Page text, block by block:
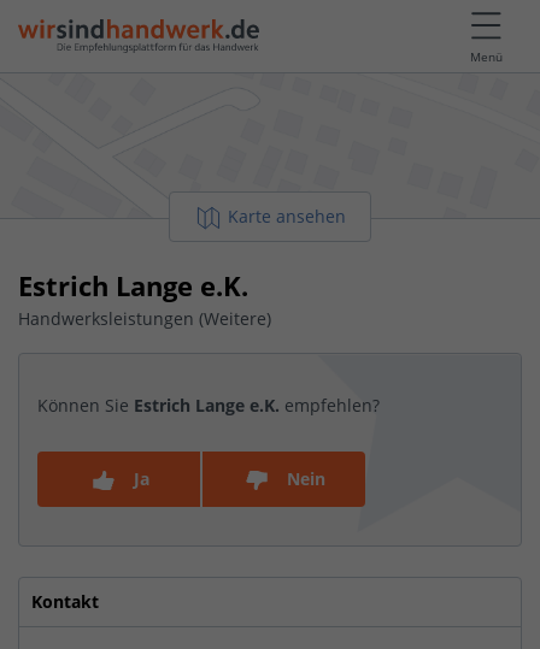
Menü
Karte ansehen
Estrich Lange e.K.
Handwerksleistungen (Weitere)
Können Sie Estrich Lange e.K. empfehlen?
Ja Nein
Kontakt